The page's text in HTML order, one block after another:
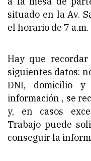
situado en la Av.
el horario de 7 a.m.
Hay que
siguientes datos:
DNI, domicilio y
información , se
y, en casos
Trabajo puede
conseguir la